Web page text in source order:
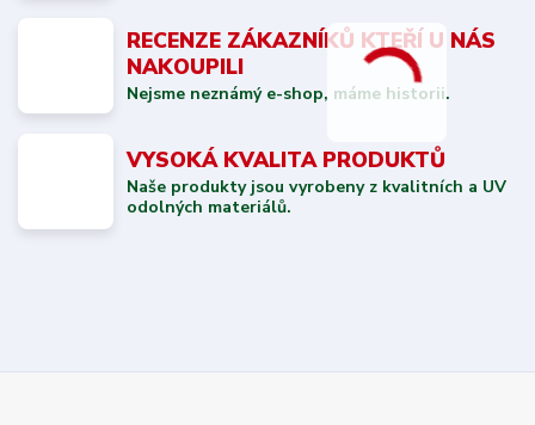
RECENZE ZÁKAZNÍKŮ KTEŘÍ U NÁS
NAKOUPILI
Nejsme neznámý e-shop, máme historii.
VYSOKÁ KVALITA PRODUKTŮ
Naše produkty jsou vyrobeny z kvalitních a UV
odolných materiálů.